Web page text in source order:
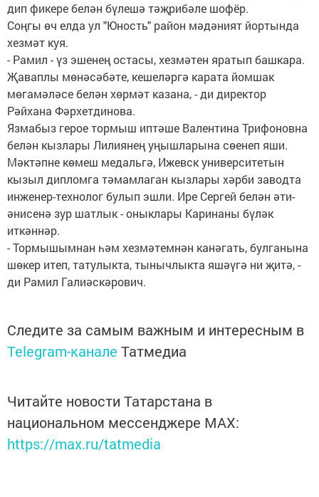
дип фикере белән бүлешә тәҗрибәле шофёр.
Соңгы өч елда ул "Юность" район мәдәният йортында
хезмәт куя.
- Рамил - үз эшенең остасы, хезмәтен яратып башкара.
Җаваплы мөнәсәбәте, кешеләргә карата йомшак
мөгамәләсе белән хөрмәт казана, - ди директор
Рәйхана Фәрхетдинова.
Язмабыз герое тормыш иптәше Валентина Трифоновна
белән кызлары Лилиянең уңышларына сөенеп яши.
Мәктәпне көмеш медальгә, Ижевск университетын
кызыл дипломга тәмамлаган кызлары хәрби заводта
инженер-технолог булып эшли. Ире Сергей белән әти-
әнисенә зур шатлык - оныклары Каринаны бүләк
иткәннәр.
- Тормышымнан һәм хезмәтемнән канәгать, булганына
шөкер итеп, татулыкта, тынычлыкта яшәүгә ни җитә, -
ди Рамил Галиәскәрович.
Следите за самым важным и интересным в
Telegram-канале Татмедиа
Читайте новости Татарстана в
национальном мессенджере MАХ:
https://max.ru/tatmedia